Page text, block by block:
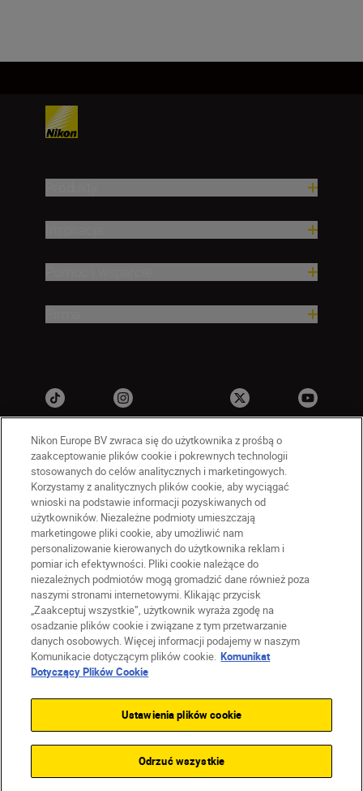
PL Nikon Sites
Skontaktuj się z nami
Oświadczenie dotyczące prywatności
Warunki użytkowania
Warunki korzystania z Nikon Store
Komunikat dotyczący plików cookie
Ustawienia plików cookie
© 2026 Nikon
SKIP
Nikon Europe BV zwraca się do użytkownika z prośbą o
zaakceptowanie plików cookie i pokrewnych technologii
stosowanych do celów analitycznych i marketingowych.
Korzystamy z analitycznych plików cookie, aby wyciągać
wnioski na podstawie informacji pozyskiwanych od
użytkowników. Niezależne podmioty umieszczają
marketingowe pliki cookie, aby umożliwić nam
personalizowanie kierowanych do użytkownika reklam i
pomiar ich efektywności. Pliki cookie należące do
niezależnych podmiotów mogą gromadzić dane również poza
naszymi stronami internetowymi. Klikając przycisk
„Zaakceptuj wszystkie”, użytkownik wyraża zgodę na
osadzanie plików cookie i związane z tym przetwarzanie
danych osobowych. Więcej informacji podajemy w naszym
Komunikacie dotyczącym plików cookie. Komunikat
Dotyczący Plików Cookie
Ustawienia plików cookie
Odrzuć wszystkie